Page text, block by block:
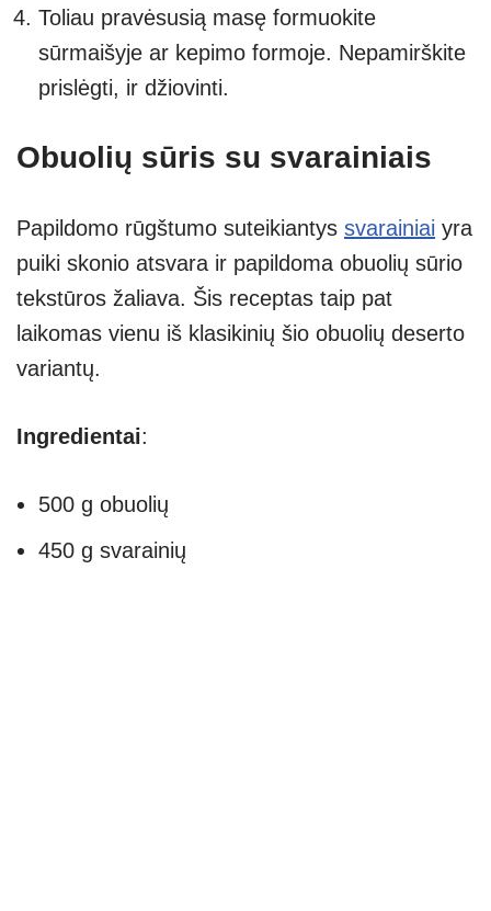
Toliau pravėsusią masę formuokite
sūrmaišyje ar kepimo formoje. Nepamirškite
prislėgti, ir džiovinti.
Obuolių sūris su svarainiais
Papildomo rūgštumo suteikiantys svarainiai yra
puiki skonio atsvara ir papildoma obuolių sūrio
tekstūros žaliava. Šis receptas taip pat
laikomas vienu iš klasikinių šio obuolių deserto
variantų.
Ingredientai:
500 g obuolių
450 g svarainių